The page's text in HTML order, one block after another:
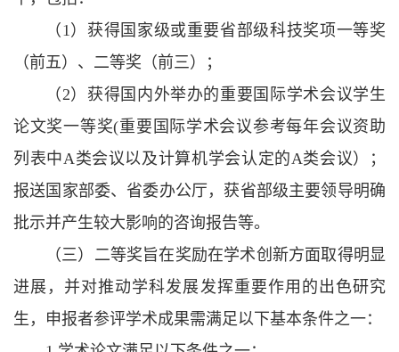
（1）获得国家级或重要省部级科技奖项一等奖
（前五）、二等奖（前三）；
（2）获得国内外举办的重要国际学术会议学生
论文奖一等奖(重要国际学术会议参考每年会议资助
列表中A类会议以及计算机学会认定的A类会议）；
报送国家部委、省委办公厅，获省部级主要领导明确
批示并产生较大影响的咨询报告等。
（三）二等奖旨在奖励在学术创新方面取得明显
进展，并对推动学科发展发挥重要作用的出色研究
生，申报者参评学术成果需满足以下基本条件之一：